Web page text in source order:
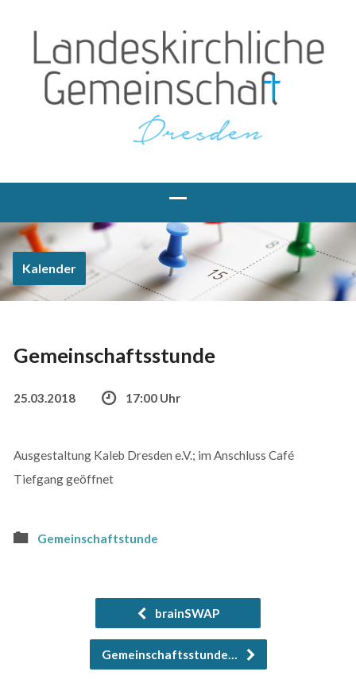
Kalender
Gemeinschaftsstunde
25.03.2018 17:00 Uhr
Ausgestaltung Kaleb Dresden e.V.; im Anschluss Café
Tiefgang geöffnet
Gemeinschaftstunde
brainSWAP
Gemeinschaftsstunde…